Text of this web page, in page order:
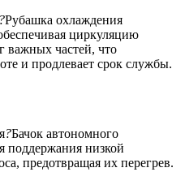
?Рубашка охлаждения
циркуляцию
важных частей, что
и продлевает срок службы.
?Бачок автономного
поддержания низкой
предотвращая их перегрев.